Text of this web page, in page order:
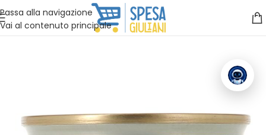
Passa alla navigazione
Vai al contenuto principale
Vuoi assistenza?Clicca qui e ti richiamiamo noi